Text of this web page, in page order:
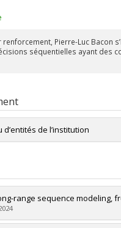
Pierre-Luc
séquentielles ayant des
de l’institution
range sequence modeling,